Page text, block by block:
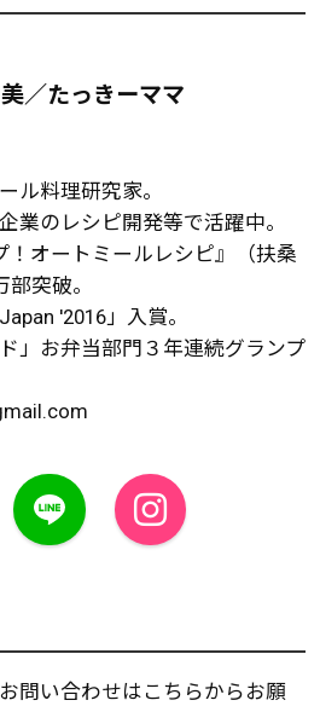
／たっきーママ
ル料理研究家。
業のレシピ開発等で活躍中。
！オートミールレシピ』（扶桑
突破。
'2016」入賞。
」お弁当部門３年連続グランプ
問い合わせはこちらからお願